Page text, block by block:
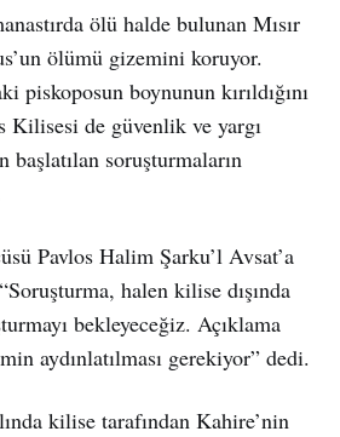
ölü halde bulunan Mısır
ölümü gizemini koruyor.
piskoposun boynunun kırıldığını
de güvenlik ve yargı
başlatılan soruşturmaların
Pavlos Halim Şarku’l Avsat’a
halen kilise dışında
bekleyeceğiz. Açıklama
aydınlatılması gerekiyor” dedi.
kilise tarafından Kahire’nin